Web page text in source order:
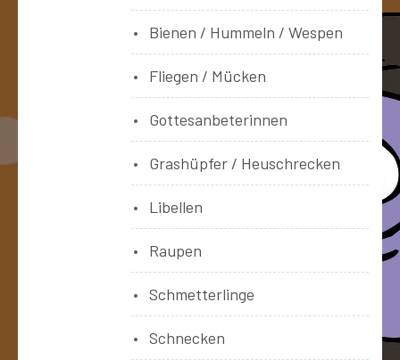
Bienen / Hummeln / Wespen
Fliegen / Mücken
Gottesanbeterinnen
Grashüpfer / Heuschrecken
Libellen
Raupen
Schmetterlinge
Schnecken